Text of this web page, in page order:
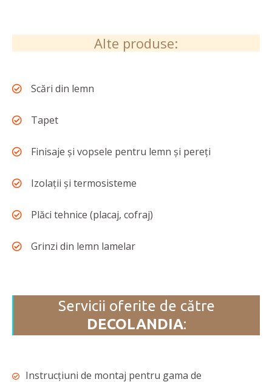
Alte produse:
Scări din lemn
Tapet
Finisaje și vopsele pentru lemn și pereți
Izolații și termosisteme
Plăci tehnice (placaj, cofraj)
Grinzi din lemn lamelar
Servicii oferite de către
DECOLANDIA:
Instrucțiuni de montaj pentru gama de